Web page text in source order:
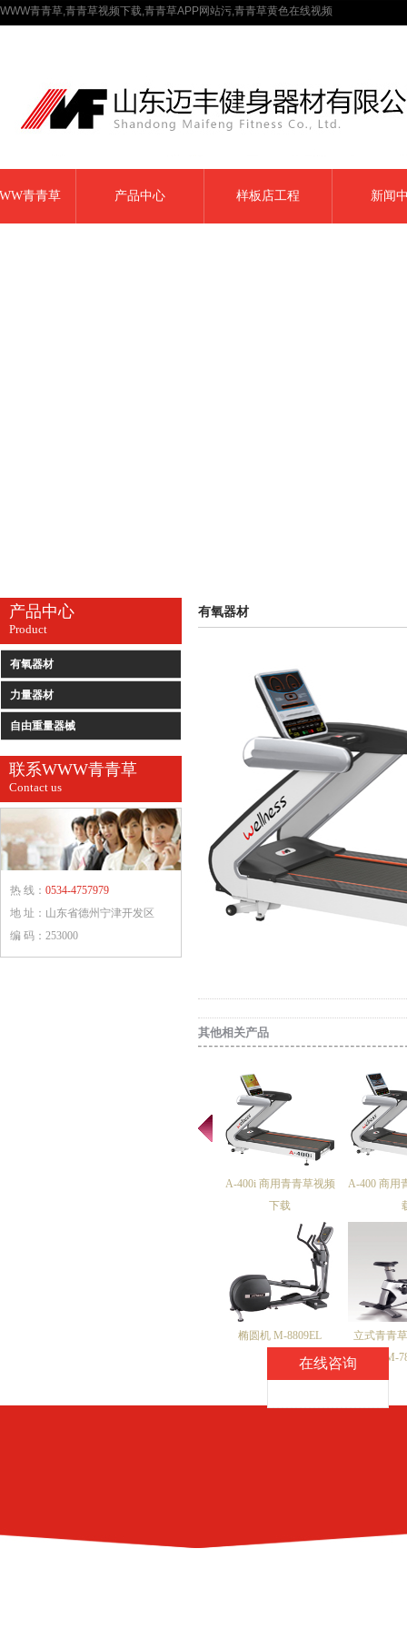
WWW青青草,青青草视频下载,青青草APP网站污,青青草黄色在线视频
青青草 产品中心 样板店工程 新闻
产品中心
Product
有氧器材
力量器材
自由重量器械
联系WWW青青草
Contact us
热 线： 0534-4757979
地 址：山东省德州宁津开发区
编 码：253000
有氧器材
其他相关产品
A-400i 商用青青草视频
下载
A-400 商用
椭圆机 M-8809EL
立式青青
M-
在线咨询